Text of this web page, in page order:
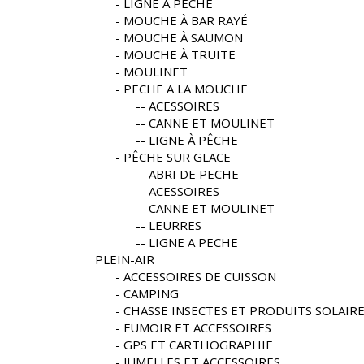
LIGNE À PÊCHE
MOUCHE À BAR RAYÉ
MOUCHE À SAUMON
MOUCHE À TRUITE
MOULINET
PECHE A LA MOUCHE
ACESSOIRES
CANNE ET MOULINET
LIGNE À PÊCHE
PÊCHE SUR GLACE
ABRI DE PECHE
ACESSOIRES
CANNE ET MOULINET
LEURRES
LIGNE A PECHE
PLEIN-AIR
ACCESSOIRES DE CUISSON
CAMPING
CHASSE INSECTES ET PRODUITS
FUMOIR ET ACCESSOIRES
GPS ET CARTHOGRAPHIE